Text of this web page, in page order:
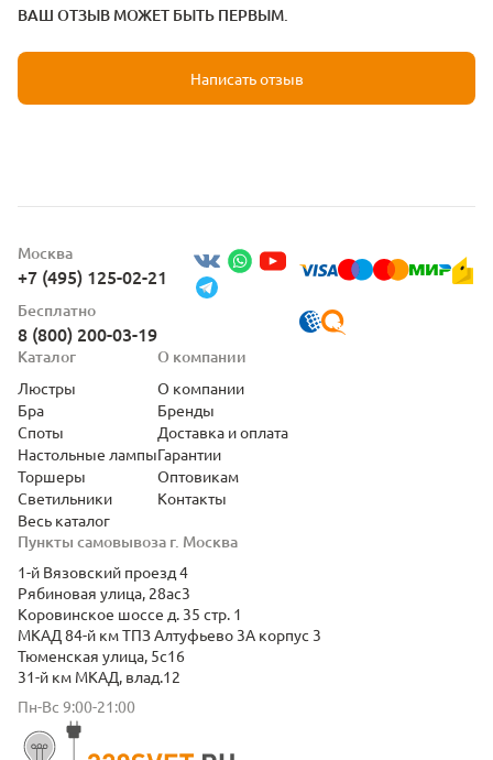
ВАШ ОТЗЫВ МОЖЕТ БЫТЬ ПЕРВЫМ.
Написать отзыв
Москва
+7 (495) 125-02-21
Бесплатно
8 (800) 200-03-19
Пункты самовывоза г. Москва
1-й Вязовский проезд 4
Рябиновая улица, 28ас3
Коровинское шоссе д. 35 стр. 1
МКАД 84-й км ТПЗ Алтуфьево 3А корпус 3
Тюменская улица, 5с16
31-й км МКАД, влад.12
Пн-Вс 9:00-21:00
Каталог
Люстры
Бра
Споты
Настольные лампы
Торшеры
Светильники
Весь каталог
О компании
О компании
Бренды
Доставка и оплата
Гарантии
Оптовикам
Контакты